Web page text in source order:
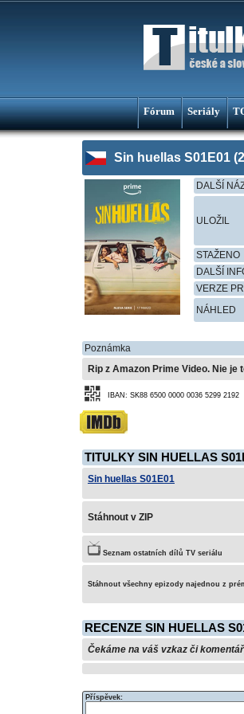
Fórum Seriály
Sin huellas S01E01
DALŠÍ
ULOŽIL
STAŽENO
DALŠÍ
VERZE
NÁHLED
Poznámka
Rip z Amazon Prime Video. Nie je
IBAN: SK88 6500 0000 0036 5299 2192
TITULKY SIN HUELLAS
Sin huellas S01E01
Stáhnout v ZIP
Seznam ostatních dílů TV seriálu
Stáhnout všechny epizody najednou z
RECENZE SIN HUELLAS
Čekáme na váš vzkaz či
Příspěvek: